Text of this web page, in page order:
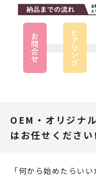
OEM・オリジナ
はお任せください!
「何から始めたらい